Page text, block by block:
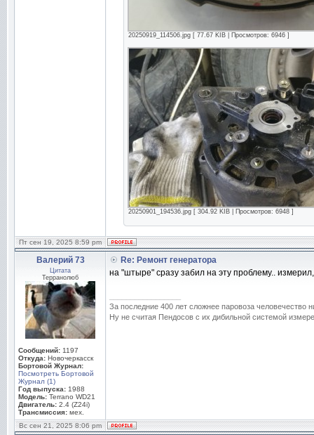
20250919_114506.jpg [ 77.67 KIB | Просмотров: 6946 ]
20250901_194536.jpg [ 304.92 KIB | Просмотров: 6948 ]
Пт сен 19, 2025 8:59 pm
Валерий 73
Цитата
Терранолюб
Сообщений: 1197
Откуда: Новочеркасск
Бортовой Журнал:
Посмотреть Бортовой
Журнал (1)
Год выпуска: 1988
Модель: Terrano WD21
Двигатель: 2.4 (Z24i)
Трансмиссия: мех.
Re: Ремонт генератора
на "штыре" сразу забил на эту проблему..
За последние 400 лет сложнее паровоза человечество
Ну не считая Пендосов с их дибильной системой
Вс сен 21, 2025 8:06 pm